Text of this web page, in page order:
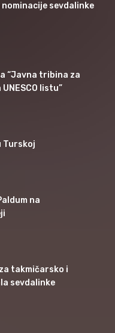
sevdalinke
“Javna tribina za
listu”
Turskoj
na
takmičarsko i
sevdalinke